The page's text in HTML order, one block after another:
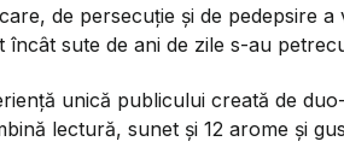
de persecuție și de pedepsire
sute de ani de zile s-au
unică publicului creată de
lectură, sunet și 12 arome și